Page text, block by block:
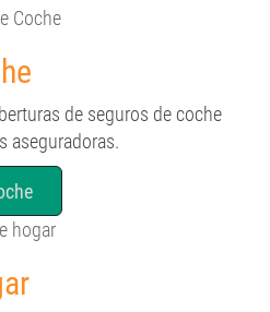
de seguros de coche
aseguradoras.